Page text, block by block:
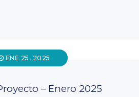
ENE 25, 2025
– Enero 2025